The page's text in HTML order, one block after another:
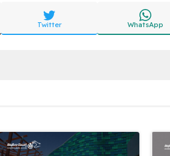
WhatsApp
Twitter